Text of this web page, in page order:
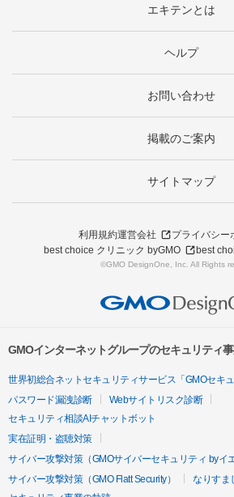
エキテンとは
ヘルプ
お問い合わせ
掲載のご案内
サイトマップ
利用規約運営会社
プライバシー
best choice クリニック byGMO
best
©GMO DesignOne, Inc. All Rights
GMOインターネットグループのセキュリティ
世界初総合ネットセキュリティサービス「GMOセキュ
パスワード漏洩診断
Webサイトリスク診断
セキュリティ相談AIチャットボット
実在証明・盗聴対策
サイバー攻撃対策（GMOサイバーセキュリティ byイ
サイバー攻撃対策（GMO Flatt Security）
なりすま